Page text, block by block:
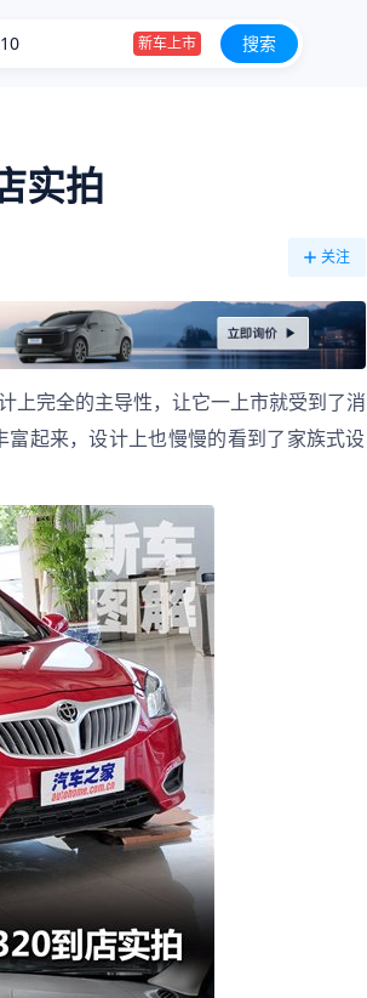
钛9/星越L PLUS等 8月新车申报汇总 搜索
实拍
关注
上完全的主导性，让它一上市就受到了消
起来，设计上也慢慢的看到了家族式设